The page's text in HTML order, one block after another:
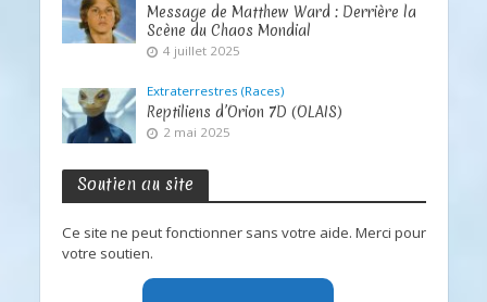
Message de Matthew Ward : Derrière la
Scène du Chaos Mondial
4 juillet 2025
Extraterrestres (Races)
Reptiliens d’Orion 7D (OLAIS)
2 mai 2025
Soutien au site
Ce site ne peut fonctionner sans votre aide. Merci pour
votre soutien.